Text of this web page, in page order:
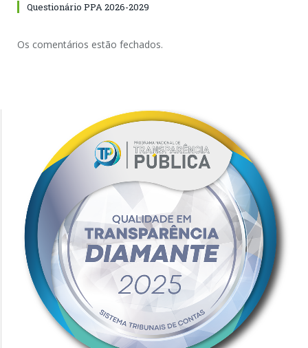
Questionário PPA 2026-2029
Os comentários estão fechados.